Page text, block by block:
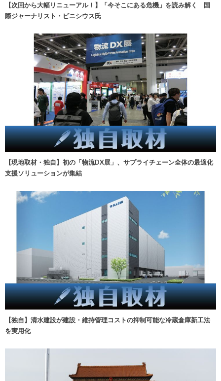
【次回から大幅リニューアル！】「今そこにある危機」を読み解く 国
際ジャーナリスト・ビニシウス氏
【現地取材・独自】初の「物流DX展」、サプライチェーン全体の最適化
支援ソリューションが集結
【独自】清水建設が建設・維持管理コストの抑制可能な冷蔵倉庫新工法
を実用化